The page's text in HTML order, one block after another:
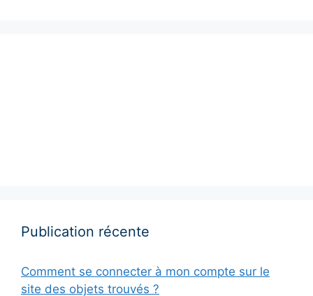
Publication récente
Comment se connecter à mon compte sur le
site des objets trouvés ?